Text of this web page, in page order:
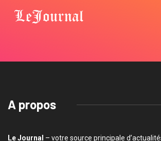
A propos
Le Journal – votre source principale